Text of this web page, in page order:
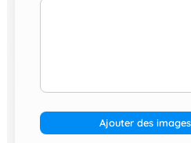
Ajouter des images